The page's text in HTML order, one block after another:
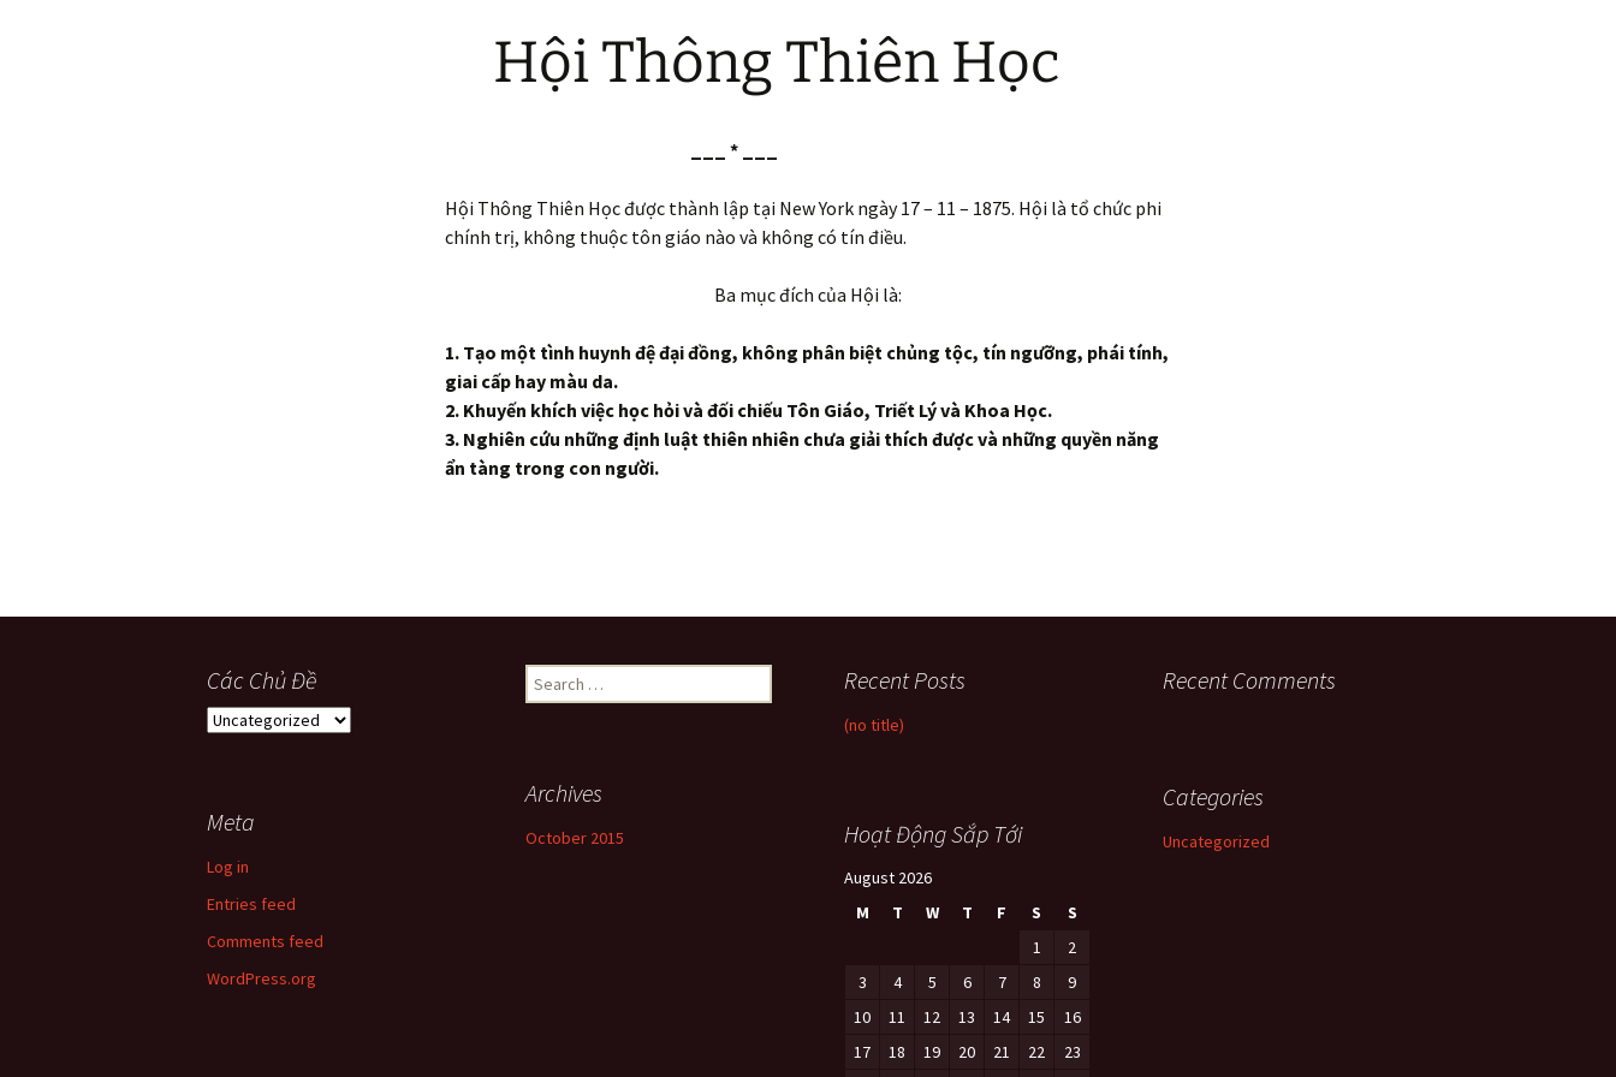
2018
2019
2021
2022
2024
2025
2026
Hội Thông Thiên Học
___ * ___
Hội Thông Thiên Học được thành lập tại New York ngày 17 – 11 – 1875. Hội là tổ chức phi
chính trị, không thuộc tôn giáo nào và không có tín điều.
Ba mục đích của Hội là:
1. Tạo một tình huynh đệ đại đồng, không phân biệt chủng tộc, tín ngưỡng, phái tính,
giai cấp hay màu da.
2. Khuyến khích việc học hỏi và đối chiếu Tôn Giáo, Triết Lý và Khoa Học.
3. Nghiên cứu những định luật thiên nhiên chưa giải thích được và những quyền năng
ẩn tàng trong con người.
Các Chủ Đề
Các
Search
for:
Recent Posts
(no title)
Recent Comments
Archives
October 2015
Categories
Uncategorized
Meta
Log in
Entries feed
Comments feed
WordPress.org
Hoạt Động Sắp Tới
August 2026
M
T W T F S
S
1
2
3
4 5 6 7 8
9
10
11 12 13 14 15
16
17
18 19 20 21 22
23